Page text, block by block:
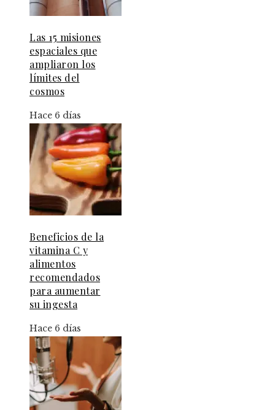
Las 15 misiones
espaciales que
ampliaron los
límites del
cosmos
Hace 6 días
Beneficios de la
vitamina C y
alimentos
recomendados
para aumentar
su ingesta
Hace 6 días